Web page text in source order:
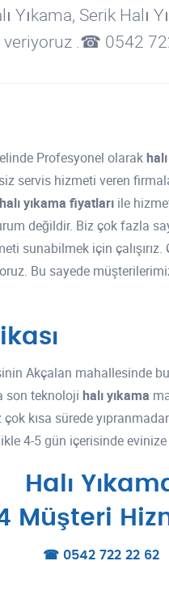
Yıkama, Serik Halı
veriyoruz .☎ 0542
Profesyonel olarak
servis hizmeti veren
halı yıkama fiyatları ile
değildir. Biz çok fazla
sunabilmek için
Bu sayede
Akçalan mahallesinde
son teknoloji halı yıkama
kısa sürede
4-5 gün içerisinde
Halı
Müşteri
☎ 0542 722 22 62